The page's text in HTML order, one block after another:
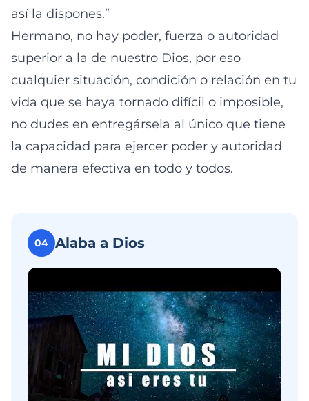
así la dispones.”
Hermano, no hay poder, fuerza o autoridad
superior a la de nuestro Dios, por eso
cualquier situación, condición o relación en tu
vida que se haya tornado difícil o imposible,
no dudes en entregársela al único que tiene
la capacidad para ejercer poder y autoridad
de manera efectiva en todo y todos.
04 Alaba a Dios